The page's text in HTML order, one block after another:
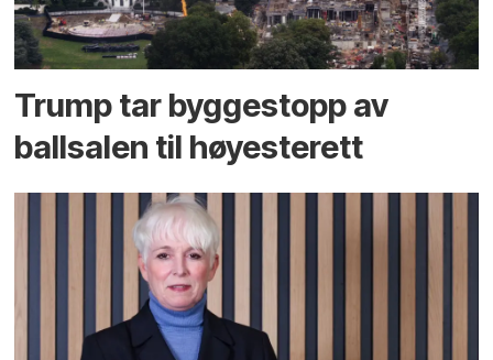
Trump tar byggestopp av
ballsalen til høyesterett